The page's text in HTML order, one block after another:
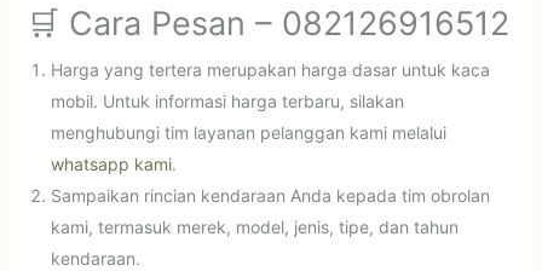
🛒 Cara Pesan – 082126916512
Harga yang tertera merupakan harga dasar untuk kaca
mobil. Untuk informasi harga terbaru, silakan
menghubungi tim layanan pelanggan kami melalui
whatsapp kami.
Sampaikan rincian kendaraan Anda kepada tim obrolan
kami, termasuk merek, model, jenis, tipe, dan tahun
kendaraan.